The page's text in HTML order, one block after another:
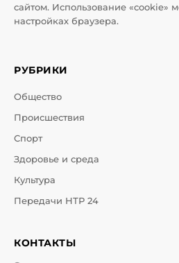
сайтом. Использование «cookie»
настройках браузера.
РУБРИКИ
Общество
Происшествия
Спорт
Здоровье и среда
Культура
Передачи НТР 24
КОНТАКТЫ